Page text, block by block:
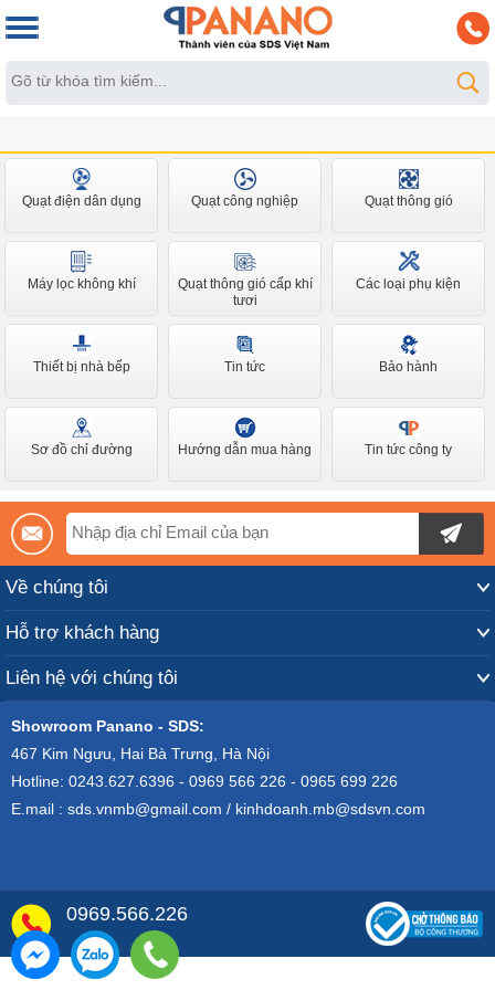
Quạt điện dân dụng Quạt công nghiệp Quạt thông gió
Máy lọc không khí
Quạt thông gió cấp khí
tươi
Các loại phụ kiện
Thiết bị nhà bếp Tin tức Bảo hành
Sơ đồ chỉ đường Hướng dẫn mua hàng Tin tức công ty
Về chúng tôi
Hỗ trợ khách hàng
Liên hệ với chúng tôi
Showroom Panano - SDS:
467 Kim Ngưu, Hai Bà Trưng, Hà Nội
Hotline: 0243.627.6396 - 0969 566 226 - 0965 699 226
E.mail : sds.vnmb@gmail.com / kinhdoanh.mb@sdsvn.com
0969.566.226